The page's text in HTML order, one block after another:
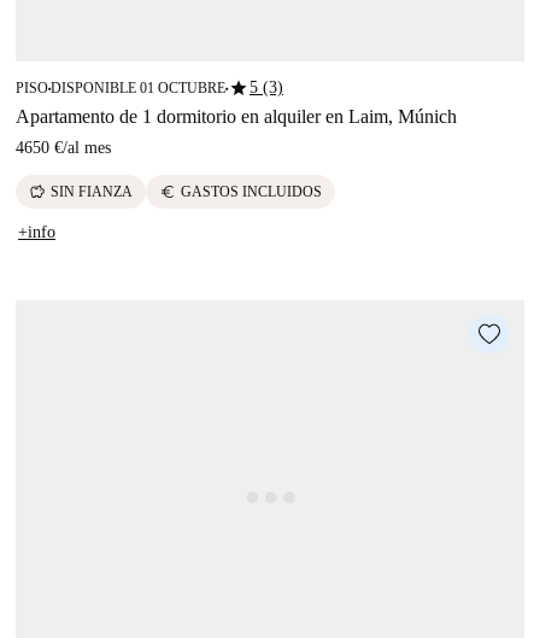
PISO■DISPONIBLE 01 OCTUBRE■star5 (3)
Apartamento de 1 dormitorio en alquiler en Laim, Múnich
4650 €/al mes
savings SIN FIANZA euro GASTOS INCLUIDOS
+info